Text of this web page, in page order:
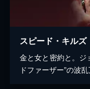
スピード・キルズ
金と女と密約と。ジ
ドファーザー”の波